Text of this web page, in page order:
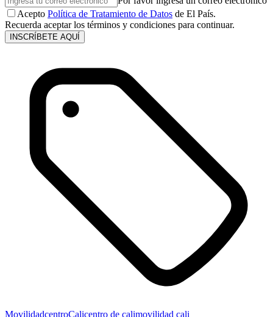
Acepto Política de Tratamiento de Datos de El País.
Recuerda aceptar los términos y condiciones para continuar.
INSCRÍBETE AQUÍ
MovilidadcentroCalicentro de calimovilidad cali